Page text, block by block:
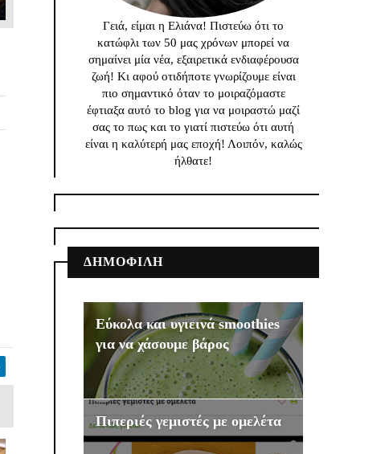
Γειά, είμαι η Ελιάνα! Πιστεύω ότι το
κατώφλι των 50 μας χρόνων μπορεί να
σημαίνει μία νέα, εξαιρετικά ενδιαφέρουσα
ζωή! Κι αφού οτιδήποτε γνωρίζουμε είναι
πιο σημαντικό όταν το μοιραζόμαστε
έφτιαξα αυτό το blog για να μοιραστώ μαζί
σας το πως και το γιατί πιστεύω ότι αυτή
είναι η καλύτερή μας εποχή! Λοιπόν, καλώς
ήλθατε!
ΔΗΜΟΦΙΛΗ
Εύκολα και υγιεινά smoothies
για να χάσουμε βάρος
Πιπεριές γεμιστές με ομελέτα